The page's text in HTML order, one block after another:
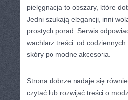
pielęgnacja to obszary, które
Jedni szukają elegancji, inni
prostych porad. Serwis
wachlarz treści: od
skóry po modne akcesoria.
Strona dobrze nadaje się
czytać lub rozwijać treści o